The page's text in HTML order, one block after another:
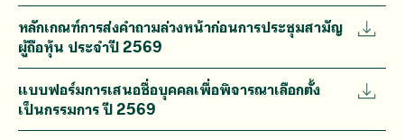
หลักเกณฑ์การส่งคำถามล่วงหน้าก่อนการประชุมสามัญ
ผู้ถือหุ้น ประจำปี 2569
แบบฟอร์มการเสนอชื่อบุคคลเพื่อพิจารณาเลือกตั้ง
เป็นกรรมการ ปี 2569